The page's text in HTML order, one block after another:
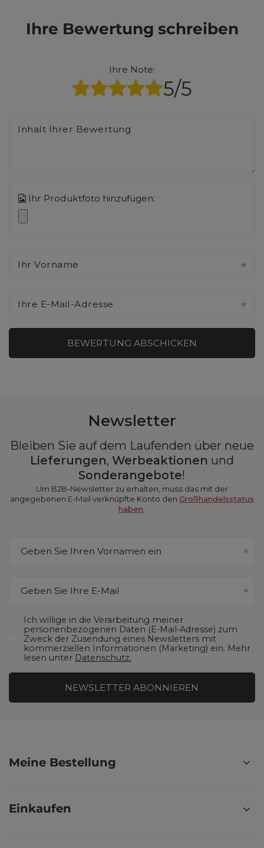
Ihre Bewertung schreiben
Ihre Note:
5/5
Inhalt Ihrer Bewertung
Ihr Produktfoto hinzufügen:
Ihr Vorname
Ihre E-Mail-Adresse
BEWERTUNG ABSCHICKEN
Newsletter
Bleiben Sie auf dem Laufenden über neue
Lieferungen, Werbeaktionen und
Sonderangebote!
Um B2B-Newsletter zu erhalten, muss das mit der
angegebenen E-Mail verknüpfte Konto den Großhandelsstatus
haben
Geben Sie Ihren Vornamen ein
Geben Sie Ihre E-Mail
Ich willige in die Verarbeitung meiner
personenbezogenen Daten (E-Mail-Adresse) zum
Zweck der Zusendung eines Newsletters mit
kommerziellen Informationen (Marketing) ein. Mehr
lesen unter Datenschutz.
NEWSLETTER ABONNIEREN
Meine Bestellung
Einkaufen